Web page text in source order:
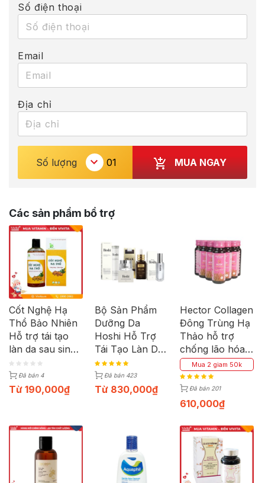
Số điện thoại
Email
Địa chỉ
Số lượng MUA NGAY
Các sản phẩm bổ trợ
Cốt Nghệ Hạ
Thổ Bảo Nhiên
Hỗ trợ tái tạo
làn da sau sinh
Chai 330ml
Đã bán 4
Từ 190,000₫
Bộ Sản Phẩm
Dưỡng Da
Hoshi Hỗ Trợ
Tái Tạo Làn Da,
Chống Lão Hóa
Đã bán 423
Từ 830,000₫
Hector Collagen
Đông Trùng Hạ
Thảo hỗ trợ
chống lão hóa
làn da hộp 10
chai
Mua 2 giam 50k
Đã bán 201
610,000₫